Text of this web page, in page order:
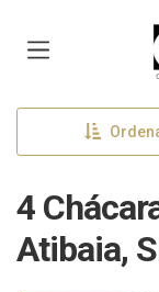
4
Atibaia,